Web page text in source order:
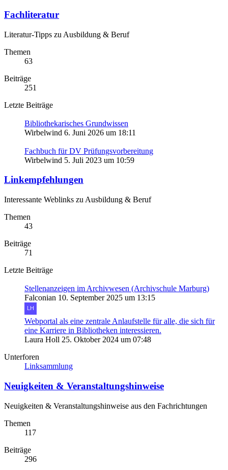
Fachliteratur
Literatur-Tipps zu Ausbildung & Beruf
Themen
63
Beiträge
251
Letzte Beiträge
Bibliothekarisches Grundwissen
Wirbelwind 6. Juni 2026 um 18:11
Fachbuch für DV Prüfungsvorbereitung
Wirbelwind 5. Juli 2023 um 10:59
Linkempfehlungen
Interessante Weblinks zu Ausbildung & Beruf
Themen
43
Beiträge
71
Letzte Beiträge
Stellenanzeigen im Archivwesen (Archivschule Marburg)
Falconian 10. September 2025 um 13:15
Webportal als eine zentrale Anlaufstelle für alle, die sich für
eine Karriere in Bibliotheken interessieren.
Laura Holl 25. Oktober 2024 um 07:48
Unterforen
Linksammlung
Neuigkeiten & Veranstaltungshinweise
Neuigkeiten & Veranstaltungshinweise aus den Fachrichtungen
Themen
117
Beiträge
296